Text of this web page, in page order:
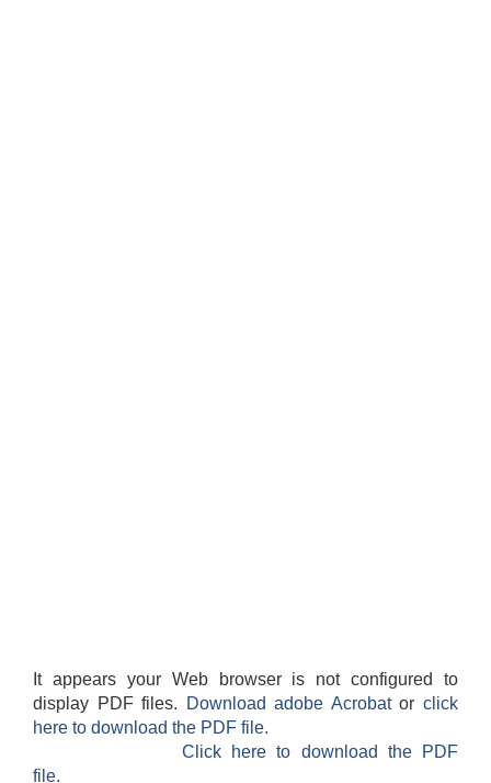
It appears your Web browser is not configured to
display PDF files.
Download adobe Acrobatorclick
here to download the PDF file.
Click here to download the PDF
file.